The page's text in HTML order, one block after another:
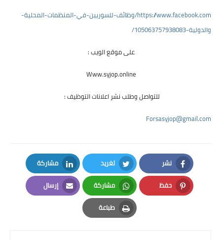
https://www.facebook.com/وظائف-للسوريين-في-المنظمات-المحلية-
والدولية-105063757938083/
على موقع الويب :
Www.syjop.online
للتواصل وطلب نشر اعلانات التوظيف :
Forsasyjop@gmail.com
نشر
Facebook
تغريد
Twitter
مشاركة
LinkedIn
حفظ
Pinterest
مشاركة
Whatsapp
إرسال
Email
طباعة
Print